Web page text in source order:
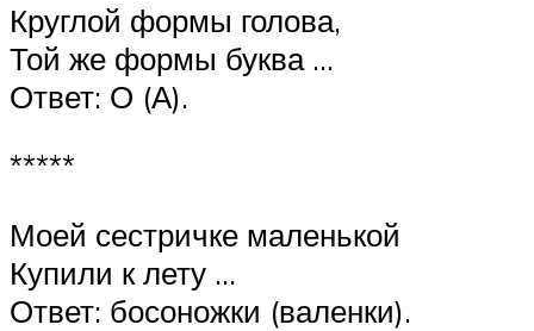
Круглой формы голова,
Той же формы буква …
Ответ: О (А).
*****
Моей сестричке маленькой
Купили к лету …
Ответ: босоножки (валенки).